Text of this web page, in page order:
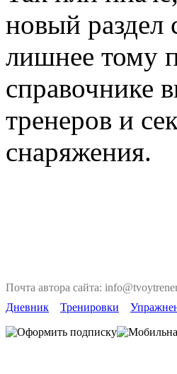
новый раздел
лишнее тому
справочнике
тренеров и
снаряжения.
Почта автора сайта:
Дневник
Тренировки